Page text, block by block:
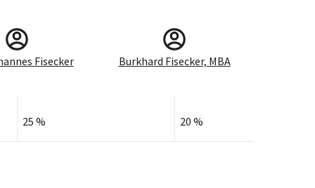
Fisecker
25 %
Burkhard Fisecker, MBA
20 %